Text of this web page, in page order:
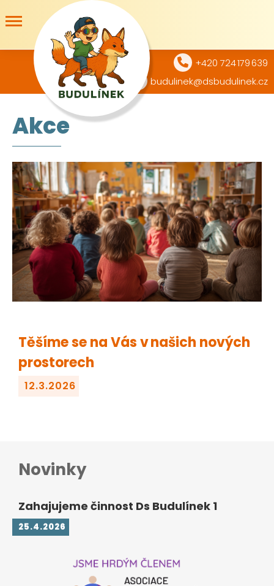
+420 724 179 639
budulinek@dsbudulinek.cz
Akce
Těšíme se na Vás v našich nových
prostorech
12.3.2026
Novinky
Zahajujeme činnost Ds Budulínek 1
25.4.2026